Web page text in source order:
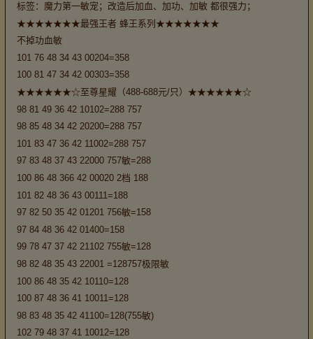
标签：魔力第一敏宠；改造后加血、加功、加敏 都很强力；
★★★★★★★最强王者 蜂王系列★★★★★★★
不掉功血敏
101 76 48 34 43 00204=358
100 81 47 34 42 00303=358
★★★★★★☆至尊星耀（488-688元/只）★★★★★★☆
98 81 49 36 42 10102=288 757
98 85 48 34 42 20200=288 757
101 83 47 36 42 11002=288 757
97 83 48 37 43 22000 757敏=288
100 86 48 366 42 00020 2档 188
101 82 48 36 43 00111=188
97 82 50 35 42 01201 756敏=158
97 84 48 36 42 01400=158
99 78 47 37 42 21102 755敏=128
98 82 48 35 43 22001 =128757极限敏
100 86 48 35 42 10110=128
100 87 48 36 41 10011=128
98 83 48 35 42 41100=128(755敏)
102 79 48 37 41 10012=128